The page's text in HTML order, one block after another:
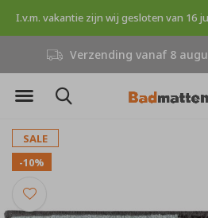
SALE
-10%